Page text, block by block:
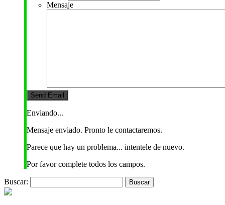
Mensaje
Enviando...
Mensaje enviado. Pronto le contactaremos.
Parece que hay un problema... intentele de nuevo.
Por favor complete todos los campos.
Buscar: